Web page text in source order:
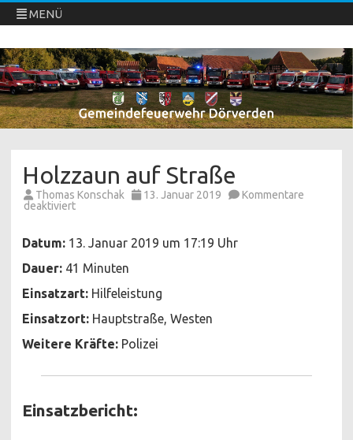
MENÜ
Freiwillige Feuerwehren Dörverden
Direkt
zum
Inhalt
springen
Holzzaun auf Straße
Thomas Konschak 13. Januar 2019
Kommentare
deaktiviertfür
Straße
Datum: 13. Januar 2019 um 17:19 Uhr
Dauer: 41 Minuten
Einsatzart: Hilfeleistung
Einsatzort: Hauptstraße, Westen
Weitere Kräfte: Polizei
Einsatzbericht: